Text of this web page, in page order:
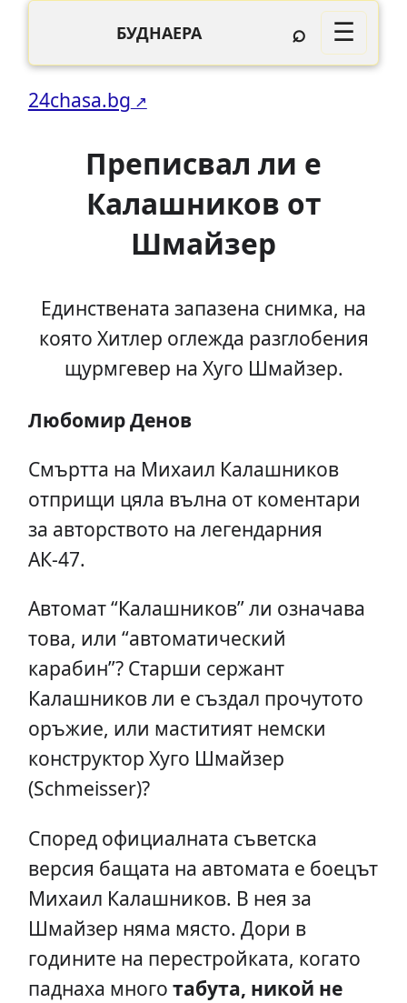
БУДНАЕРА ⌕ ☰
24chasa.bg
Преписвал ли е
Калашников от
Шмайзер
Единствената запазена снимка, на
която Хитлер оглежда разглобения
щурмгевер на Хуго Шмайзер.
Любомир Дeнов
Смъртта на Михаил Калашников
отприщи цяла вълна от коментари
за авторството на легендарния
АК-47.
Автомат “Калашников” ли означава
това, или “автоматический
карабин”? Старши сержант
Калашников ли е създал прочутото
оръжие, или маститият немски
конструктор Хуго Шмайзер
(Schmeisser)?
Според официалната съветска
версия бащата на автомата е боецът
Михаил Калашников. В нея за
Шмайзер няма място. Дори в
годините на перестройката, когато
паднаха много табута, никой не